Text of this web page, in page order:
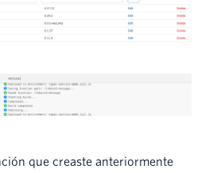
que creaste anteriormente